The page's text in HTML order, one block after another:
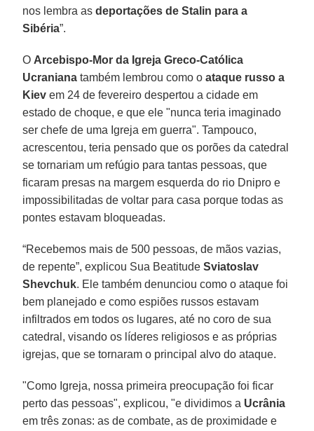
nos lembra asdeportações de Stalin para a
Sibéria”.
O Arcebispo-Mor da Igreja Greco-Católica
Ucraniana também lembrou como oataque russo a
Kiev em 24 de fevereiro despertou a cidade em
estado de choque, e que ele "nunca teria imaginado
ser chefe de uma Igreja em guerra". Tampouco,
acrescentou, teria pensado que os porões da catedral
se tornariam um refúgio para tantas pessoas, que
ficaram presas na margem esquerda do rio Dnipro e
impossibilitadas de voltar para casa porque todas as
pontes estavam bloqueadas.
“Recebemos mais de 500 pessoas, de mãos vazias,
de repente”, explicou Sua BeatitudeSviatoslav
Shevchuk. Ele também denunciou como o ataque foi
bem planejado e como espiões russos estavam
infiltrados em todos os lugares, até no coro de sua
catedral, visando os líderes religiosos e as próprias
igrejas, que se tornaram o principal alvo do ataque.
"Como Igreja, nossa primeira preocupação foi ficar
perto das pessoas", explicou, "e dividimos a Ucrânia
em três zonas: as de combate, as de proximidade e